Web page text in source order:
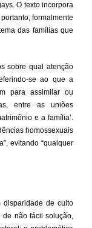
O texto incorpora
formalmente
das famílias que
sobre qual atenção
se ao que a
para assimilar ou
entre as uniões
e a família’.
homossexuais
evitando “qualquer
disparidade de culto
de não fácil solução,